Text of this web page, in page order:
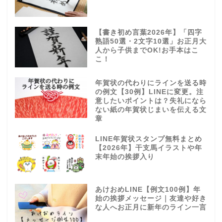
【書き初め言葉2026年】「四字
熟語50選・2文字10選」お正月大
人から子供までOK!お手本はこ
こ！
年賀状の代わりにラインを送る時
の例文【30例】LINEに変更。注
意したいポイントは？失礼になら
ない紙の年賀状じまいを伝える文
章
LINE年賀状スタンプ無料まとめ
【2026年】干支馬イラストや年
末年始の挨拶入り
あけおめLINE【例文100例】年
始の挨拶メッセージ｜友達や好き
な人へお正月に新年のライン一言